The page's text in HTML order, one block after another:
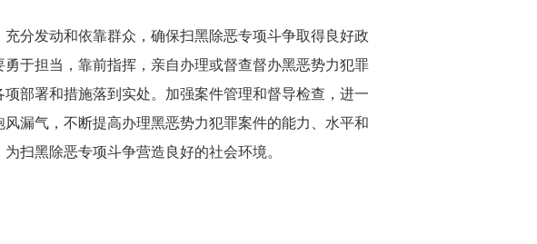
分发动和依靠群众，确保扫黑除恶专项斗争取得良好政
于担当，靠前指挥，亲自办理或督查督办黑恶势力犯罪
部署和措施落到实处。加强案件管理和督导检查，进一
漏气，不断提高办理黑恶势力犯罪案件的能力、水平和
扫黑除恶专项斗争营造良好的社会环境。